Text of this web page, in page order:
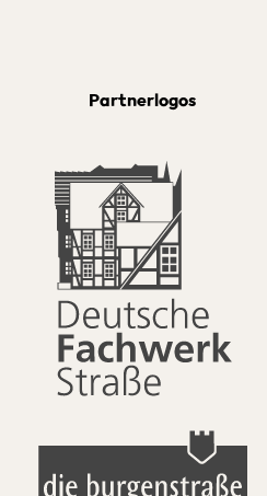
Partnerlogos